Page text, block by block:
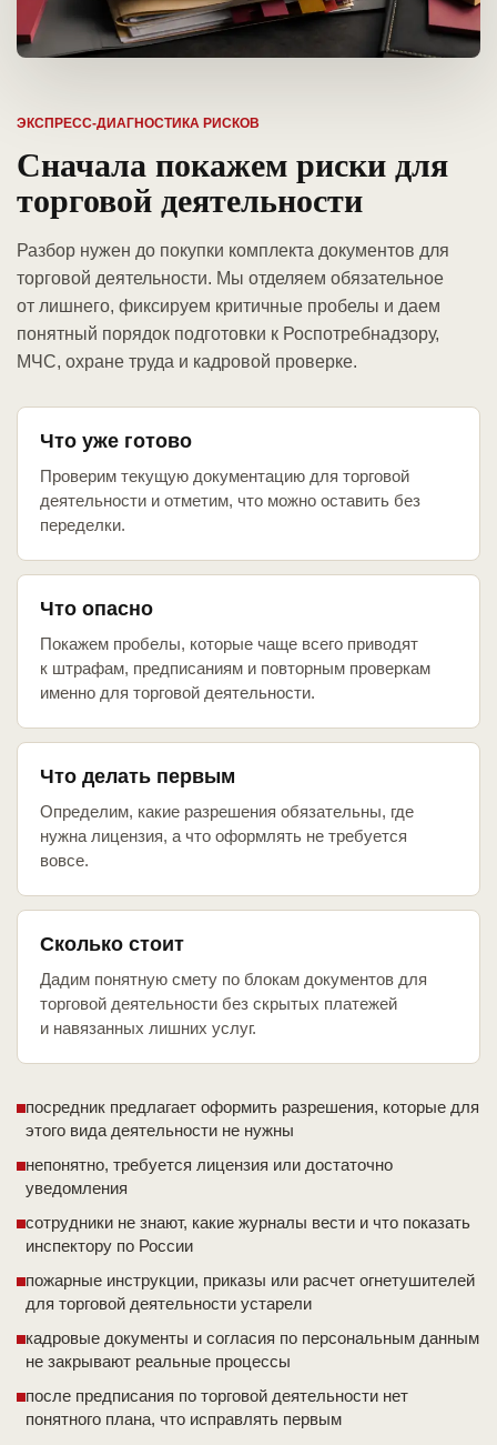
ЭКСПРЕСС-ДИАГНОСТИКА РИСКОВ
Сначала покажем риски для
торговой деятельности
Разбор нужен до покупки комплекта документов для
торговой деятельности. Мы отделяем обязательное
от лишнего, фиксируем критичные пробелы и даем
понятный порядок подготовки к Роспотребнадзору,
МЧС, охране труда и кадровой проверке.
Что уже готово
Проверим текущую документацию для торговой
деятельности и отметим, что можно оставить без
переделки.
Что опасно
Покажем пробелы, которые чаще всего приводят
к штрафам, предписаниям и повторным проверкам
именно для торговой деятельности.
Что делать первым
Определим, какие разрешения обязательны, где
нужна лицензия, а что оформлять не требуется
вовсе.
Сколько стоит
Дадим понятную смету по блокам документов для
торговой деятельности без скрытых платежей
и навязанных лишних услуг.
посредник предлагает оформить разрешения, которые для
этого вида деятельности не нужны
непонятно, требуется лицензия или достаточно
уведомления
сотрудники не знают, какие журналы вести и что показать
инспектору по России
пожарные инструкции, приказы или расчет огнетушителей
для торговой деятельности устарели
кадровые документы и согласия по персональным данным
не закрывают реальные процессы
после предписания по торговой деятельности нет
понятного плана, что исправлять первым